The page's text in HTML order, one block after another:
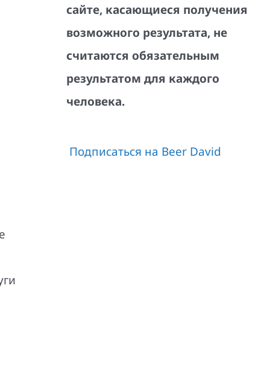
сайте, касающиеся получения
возможного результата, не
считаются обязательным
результатом для каждого
человека.
Подписаться на Beer David